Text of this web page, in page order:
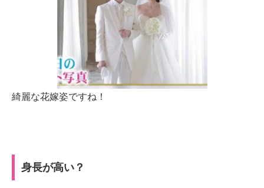
綺麗な花嫁姿ですね！
身長が高い？